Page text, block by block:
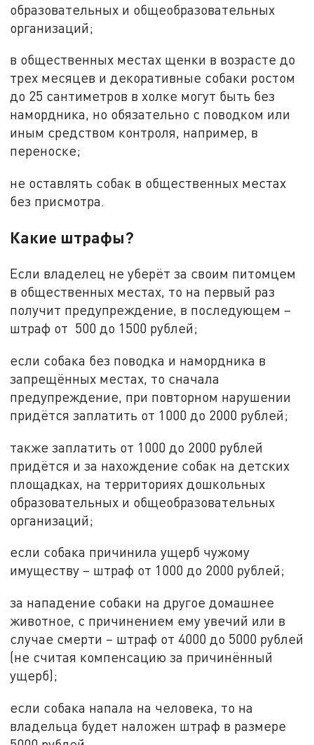
образовательных и общеобразовательных
организаций;
в общественных местах щенки в возрасте до
трех месяцев и декоративные собаки ростом
до 25 сантиметров в холке могут быть без
намордника, но обязательно с поводком или
иным средством контроля, например, в
переноске;
не оставлять собак в общественных местах
без присмотра.
Какие штрафы?
Если владелец не уберёт за своим питомцем
в общественных местах, то на первый раз
получит предупреждение, в последующем –
штраф от 500 до 1500 рублей;
если собака без поводка и намордника в
запрещённых местах, то сначала
предупреждение, при повторном нарушении
придётся заплатить от 1000 до 2000 рублей;
также заплатить от 1000 до 2000 рублей
придётся и за нахождение собак на детских
площадках, на территориях дошкольных
образовательных и общеобразовательных
организаций;
если собака причинила ущерб чужому
имуществу – штраф от 1000 до 2000 рублей;
за нападение собаки на другое домашнее
животное, с причинением ему увечий или в
случае смерти – штраф от 4000 до 5000 рублей
(не считая компенсацию за причинённый
ущерб);
если собака напала на человека, то на
владельца будет наложен штраф в размере